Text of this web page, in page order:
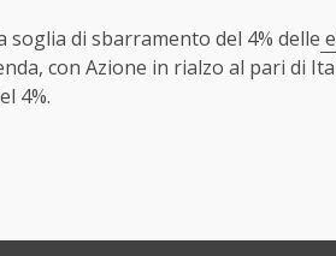
di sbarramento del 4% delle
con Azione in rialzo al pari di
4%.